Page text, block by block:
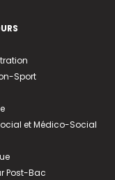
Sport
et Médico-Social
Post-Bac